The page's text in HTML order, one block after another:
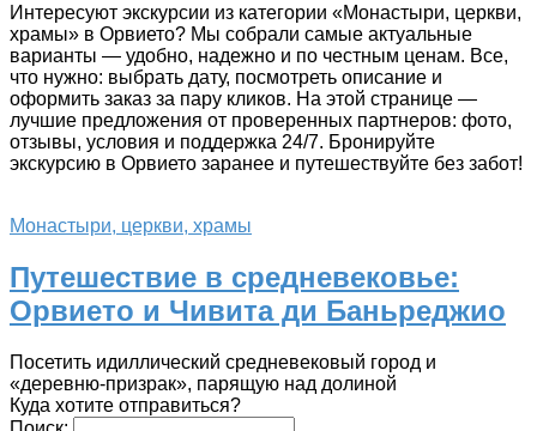
Интересуют экскурсии из категории «Монастыри, церкви,
храмы» в Орвието? Мы собрали самые актуальные
варианты — удобно, надежно и по честным ценам. Все,
что нужно: выбрать дату, посмотреть описание и
оформить заказ за пару кликов. На этой странице —
лучшие предложения от проверенных партнеров: фото,
отзывы, условия и поддержка 24/7. Бронируйте
экскурсию в Орвието заранее и путешествуйте без забот!
Монастыри, церкви, храмы
Путешествие в средневековье:
Орвието и Чивита ди Баньреджио
Посетить идиллический средневековый город и
«деревню-призрак», парящую над долиной
Куда хотите отправиться?